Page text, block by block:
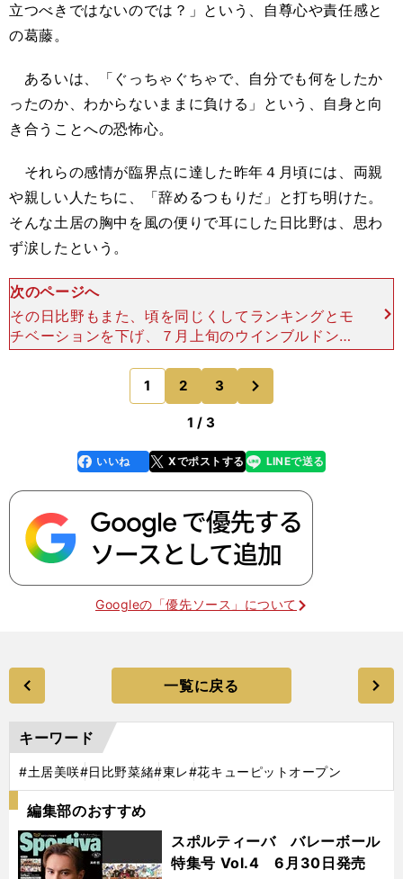
立つべきではないのでは？」という、自尊心や責任感と
の葛藤。
あるいは、「ぐっちゃぐちゃで、自分でも何をしたか
ったのか、わからないままに負ける」という、自身と向
き合うことへの恐怖心。
それらの感情が臨界点に達した昨年４月頃には、両親
や親しい人たちに、「辞めるつもりだ」と打ち明けた。
そんな土居の胸中を風の便りで耳にした日比野は、思わ
ず涙したという。
次のページへ
その日比野もまた、頃を同じくしてランキングとモ
チベーションを下げ、７月上旬のウインブルドンは
大会そのものの出場を見合わせる。この頃のふたり
は、ともにテニスから少し距離を置き、自身と向き
合いながら答えを
1 2 3
1 / 3
faceboo
k
いいね Xでポストする
line LINEで送る
Googleの「優先ソース」について
一覧に戻る
キーワード
#土居美咲#日比野菜緒#東レ#花キューピットオープン
編集部のおすすめ
スポルティーバ バレーボール
特集号 Vol.4 6月30日発売